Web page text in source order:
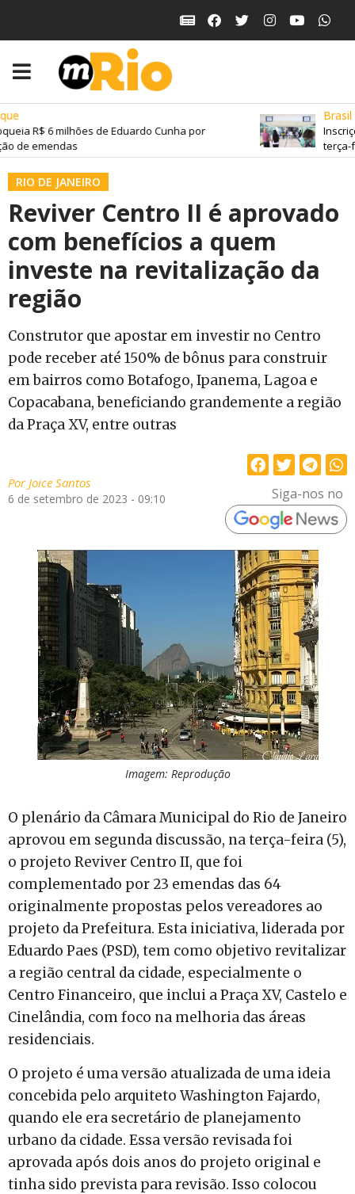
R$ 6 milhões de Eduardo Cunha por
de emendas
Brasil
terça-
RIO DE JANEIRO
Reviver Centro II é aprovado
com benefícios a quem
investe na revitalização da
região
Construtor que apostar em investir no Centro
pode receber até 150% de bônus para construir
em bairros como Botafogo, Ipanema, Lagoa e
Copacabana, beneficiando grandemente a região
da Praça XV, entre outras
PorJoice Santos
6 de setembro de 2023 - 09:10 Siga-nos no
Imagem: Reprodução
O plenário da Câmara Municipal do Rio de Janeiro
aprovou em segunda discussão, na terça-feira (5),
o projeto Reviver Centro II, que foi
complementado por 23 emendas das 64
originalmente propostas pelos vereadores ao
projeto da Prefeitura. Esta iniciativa, liderada por
Eduardo Paes (PSD), tem como objetivo revitalizar
a região central da cidade, especialmente o
Centro Financeiro, que inclui a Praça XV, Castelo e
Cinelândia, com foco na melhoria das áreas
residenciais.
O projeto é uma versão atualizada de uma ideia
concebida pelo arquiteto Washington Fajardo,
quando ele era secretário de planejamento
urbano da cidade. Essa versão revisada foi
aprovada após dois anos do projeto original e
tinha sido prevista para revisão. Isso colocou